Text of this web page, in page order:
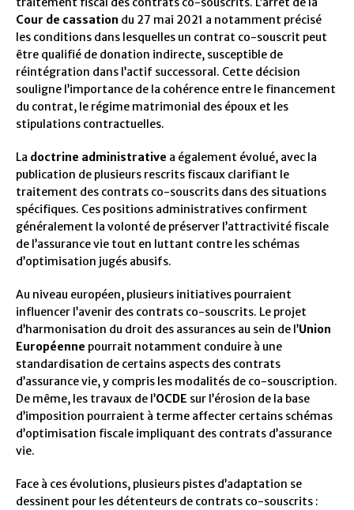
Cour de cassation du 27 mai 2021 a notamment précisé
les conditions dans lesquelles un contrat co-souscrit peut
être qualifié de donation indirecte, susceptible de
réintégration dans l’actif successoral. Cette décision
souligne l’importance de la cohérence entre le financement
du contrat, le régime matrimonial des époux et les
stipulations contractuelles.
La doctrine administrative a également évolué, avec la
publication de plusieurs rescrits fiscaux clarifiant le
traitement des contrats co-souscrits dans des situations
spécifiques. Ces positions administratives confirment
généralement la volonté de préserver l’attractivité fiscale
de l’assurance vie tout en luttant contre les schémas
d’optimisation jugés abusifs.
Au niveau européen, plusieurs initiatives pourraient
influencer l’avenir des contrats co-souscrits. Le projet
d’harmonisation du droit des assurances au sein de l’Union
Européenne pourrait notamment conduire à une
standardisation de certains aspects des contrats
d’assurance vie, y compris les modalités de co-souscription.
De même, les travaux de l’OCDE sur l’érosion de la base
d’imposition pourraient à terme affecter certains schémas
d’optimisation fiscale impliquant des contrats d’assurance
vie.
Face à ces évolutions, plusieurs pistes d’adaptation se
dessinent pour les détenteurs de contrats co-souscrits :